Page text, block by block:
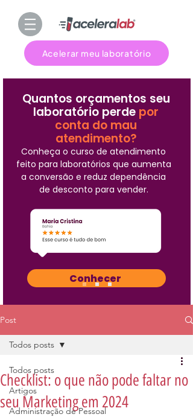
Acelerar meu laboratório
Quantos orçamentos seu
laboratório perde por
conta do mau
atendimento?
Conheça o curso de atendimento
feito para laboratórios que aumenta
a conversão e reduz dependência
de desconto para vender.
Conhecer
Post
Todos posts
Artigos
Administração de Pessoal
Todos posts
Checklist: o que não pode faltar no
seu Marketing em 2024